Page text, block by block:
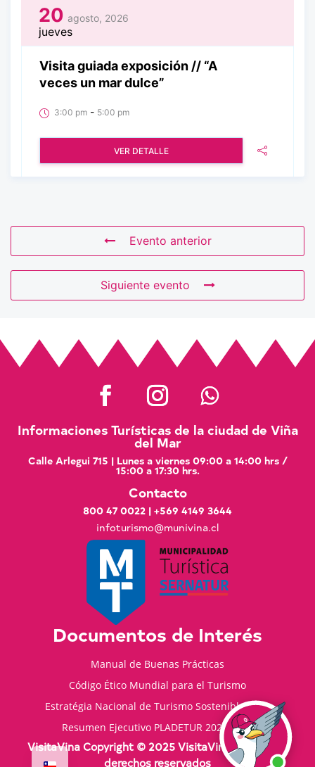
20 agosto, 2026
jueves
Visita guiada exposición // “A
veces un mar dulce”
3:00 pm - 5:00 pm
VER DETALLE
Evento anterior
Siguiente evento
Informaciones Turísticas de la ciudad de Viña
del Mar
Calle Arlegui 715 | Lunes a viernes 09:00 a 14:00 hrs /
15:00 a 17:30 hrs.
Contacto
800 47 0022 | +569 4149 3644
infoturismo@munivina.cl
Documentos de Interés
Manual de Buenas Prácticas
Código Ético Mundial para el Turismo
Estratégia Nacional de Turismo Sostenible 2035
Resumen Ejecutivo PLADETUR 2025-2023
VisitaVina Copyright © 2025 VisitaVina - Todos los
derechos reservados